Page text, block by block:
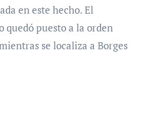
en este hecho. El
quedó puesto a la orden
se localiza a Borges